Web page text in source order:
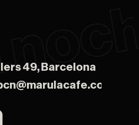
49, Barcelona